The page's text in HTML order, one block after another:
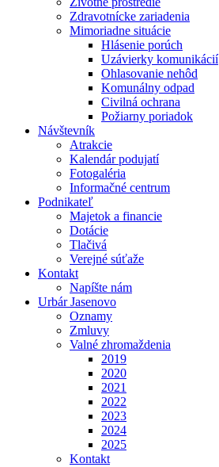
Zdravotnícke zariadenia
Mimoriadne situácie
Hlásenie porúch
Uzávierky komunikácií
Ohlasovanie nehôd
Komunálny odpad
Civilná ochrana
Požiarny poriadok
Návštevník
Atrakcie
Kalendár podujatí
Fotogaléria
Informačné centrum
Podnikateľ
Majetok a financie
Dotácie
Tlačivá
Verejné súťaže
Kontakt
Napíšte nám
Urbár Jasenovo
Oznamy
Zmluvy
Valné zhromaždenia
2019
2020
2021
2022
2023
2024
2025
Kontakt